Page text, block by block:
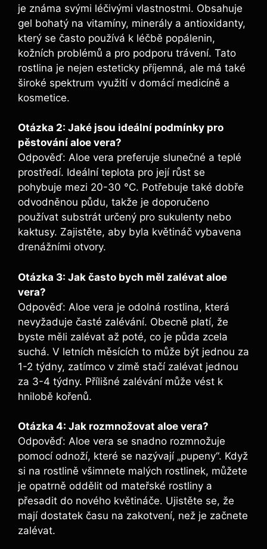
je známa svými léčivými vlastnostmi. Obsahuje
gel bohatý na vitamíny, minerály a antioxidanty,
který se často používá k léčbě popálenin,
kožních problémů a pro podporu trávení. Tato
rostlina je nejen esteticky příjemná, ale má také
široké spektrum využití v domácí medicíně a
kosmetice.
Otázka 2: Jaké jsou ideální podmínky pro
pěstování aloe vera?
Odpověď: Aloe vera preferuje slunečné a teplé
prostředí. Ideální teplota pro její růst se
pohybuje mezi 20-30 °C. Potřebuje také dobře
odvodněnou půdu, takže je doporučeno
používat substrát určený pro sukulenty nebo
kaktusy. Zajistěte, aby byla květináč vybavena
drenážními otvory.
Otázka 3: Jak často bych měl zalévat aloe
vera?
Odpověď: Aloe vera je odolná rostlina, která
nevyžaduje časté zalévání. Obecně platí, že
byste měli zalévat až poté, co je půda zcela
suchá. V letních měsících to může být jednou za
1-2 týdny, zatímco v zimě stačí zalévat jednou
za 3-4 týdny. Přílišné zalévání může vést k
hnilobě kořenů.
Otázka 4: Jak rozmnožovat aloe vera?
Odpověď: Aloe vera se snadno rozmnožuje
pomocí odnoží, které se nazývají „pupeny“. Když
si na rostlině všimnete malých rostlinek, můžete
je opatrně oddělit od mateřské rostliny a
přesadit do nového květináče. Ujistěte se, že
mají dostatek času na zakotvení, než je začnete
zalévat.